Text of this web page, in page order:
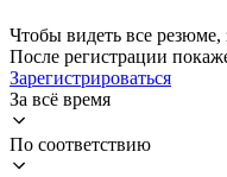
Чтобы видеть все резюме,
После регистрации
Зарегистрироваться
За всё время
По соответствию